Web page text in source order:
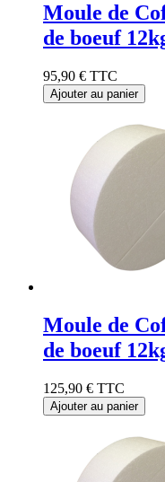
Moule de
de boeuf
95,90 € TTC
Ajouter au panier
Moule de
de boeuf
125,90 € TTC
Ajouter au panier